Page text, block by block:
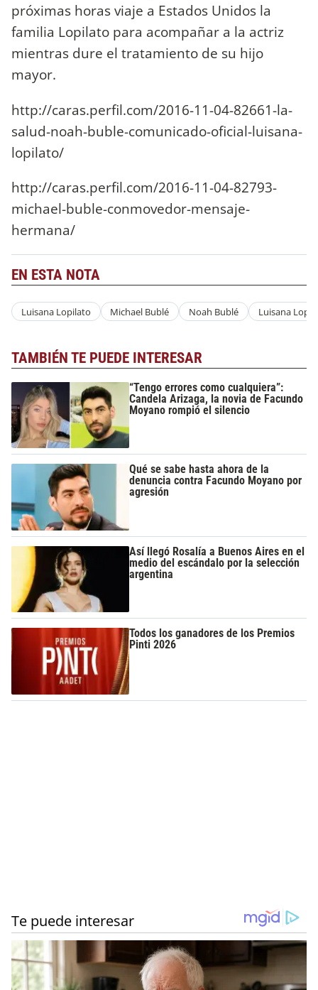
próximas horas viaje a Estados Unidos la
familia Lopilato para acompañar a la actriz
mientras dure el tratamiento de su hijo
mayor.
http://caras.perfil.com/2016-11-04-82661-la-
salud-noah-buble-comunicado-oficial-luisana-
lopilato/
http://caras.perfil.com/2016-11-04-82793-
michael-buble-conmovedor-mensaje-
hermana/
EN ESTA NOTA
Luisana Lopilato Michael Bublé Noah Bublé Luisana
TAMBIÉN TE PUEDE INTERESAR
“Tengo errores como cualquiera”:
Candela Arizaga, la novia de Facundo
Moyano rompió el silencio
Qué se sabe hasta ahora de la
denuncia contra Facundo Moyano por
agresión
Así llegó Rosalía a Buenos Aires en el
medio del escándalo por la selección
argentina
Todos los ganadores de los Premios
Pinti 2026